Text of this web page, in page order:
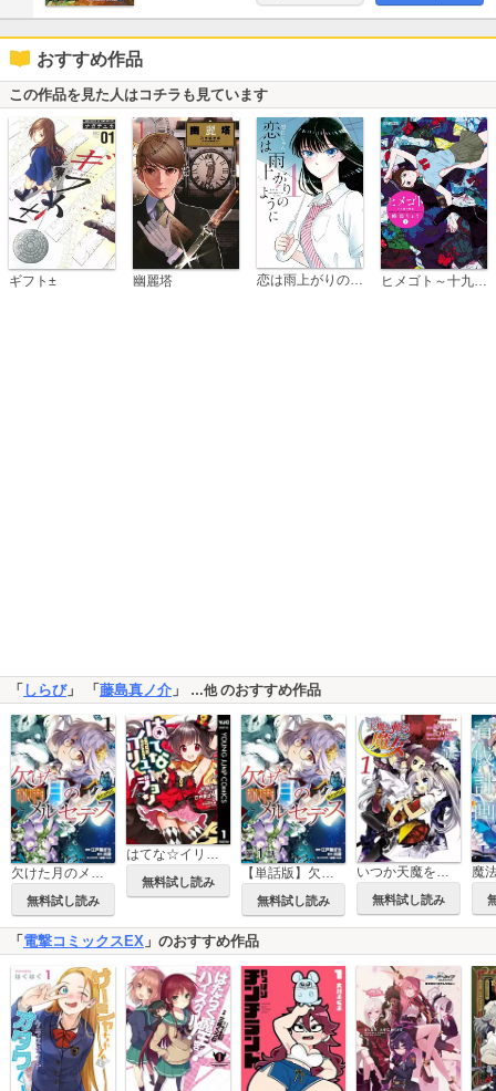
おすすめ作品
この作品を見た人はコチラも見ています
ギフト± 幽麗塔 恋は雨上がりのように
「 しらび」 「 藤島真ノ介 」 …他のおすすめ作品
欠けた月のメルセデス～吸血鬼の貴族に転生したけど捨てられそうなのでダンジョンを制覇する～@COMIC
無料試し読み
はてな☆イリュージョン
無料試し読み
【単話版】欠けた月のメルセデス～吸血鬼の貴族に転生したけど捨てられそうなのでダンジョンを制覇する～@COMIC
無料試し読み
いつか天魔を斬る魔女
無料試し読み
「 電撃コミックスEX 」のおすすめ作品